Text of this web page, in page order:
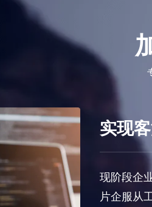
实现
现阶段企
片企服从
05
也难以选择合作
消化商的服务质